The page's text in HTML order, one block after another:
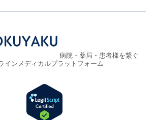
病院・薬局・患者様を繋ぐ
インメディカルプラットフォーム